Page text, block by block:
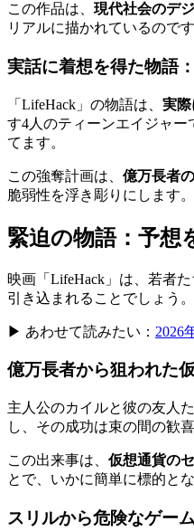
この作品は、 現代社会のデ
リアルに描かれているのです
実話に着想を得た物語
「LifeHack」の物語は、 実
す4人のティーンエイジャ
てます。
この強奪計画は、 億万長者
脆弱性を浮き彫りにします
緊迫の物語：予想
映画「LifeHack」は、若者
引き込まれることでしょう。
▶ あわせて読みたい： 2026
億万長者から狙われた
主人公のカイルと彼の友人
し、その成功は束の間の歓
この出来事は、 仮想通貨の
とで、いかに簡単に標的と
スリルから危険なゲー